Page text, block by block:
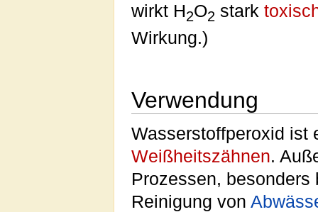
wirkt H2O2 stark
Wirkung.)
Verwendung
Wasserstoffperoxid ist
Weißheitszähnen.
Prozessen,
Reinigung von